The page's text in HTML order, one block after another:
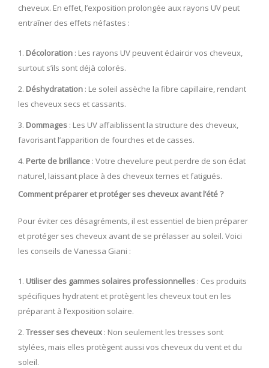
cheveux. En effet, l’exposition prolongée aux rayons UV peut
entraîner des effets néfastes :
Décoloration : Les rayons UV peuvent éclaircir vos cheveux,
surtout s’ils sont déjà colorés.
Déshydratation : Le soleil assèche la fibre capillaire, rendant
les cheveux secs et cassants.
Dommages : Les UV affaiblissent la structure des cheveux,
favorisant l’apparition de fourches et de casses.
Perte de brillance : Votre chevelure peut perdre de son éclat
naturel, laissant place à des cheveux ternes et fatigués.
Comment préparer et protéger ses cheveux avant l’été ?
Pour éviter ces désagréments, il est essentiel de bien préparer
et protéger ses cheveux avant de se prélasser au soleil. Voici
les conseils de Vanessa Giani :
Utiliser des gammes solaires professionnelles : Ces produits
spécifiques hydratent et protègent les cheveux tout en les
préparant à l’exposition solaire.
Tresser ses cheveux : Non seulement les tresses sont
stylées, mais elles protègent aussi vos cheveux du vent et du
soleil.